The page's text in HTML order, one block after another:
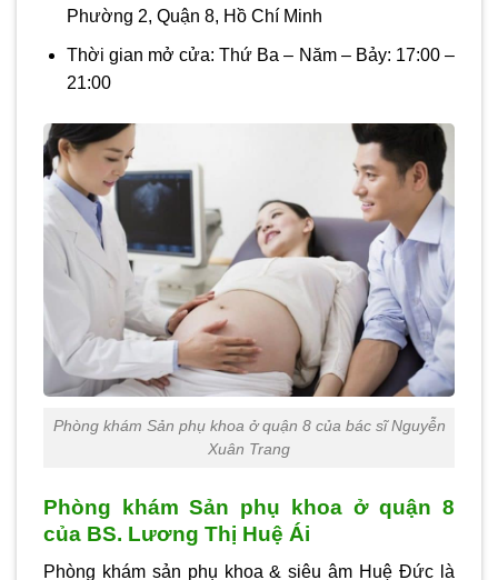
Phường 2, Quận 8, Hồ Chí Minh
Thời gian mở cửa: Thứ Ba – Năm – Bảy: 17:00 –
21:00
Phòng khám Sản phụ khoa ở quận 8 của bác sĩ Nguyễn
Xuân Trang
Phòng khám Sản phụ khoa ở quận 8
của BS. Lương Thị Huệ Ái
Phòng khám sản phụ khoa & siêu âm Huệ Đức là